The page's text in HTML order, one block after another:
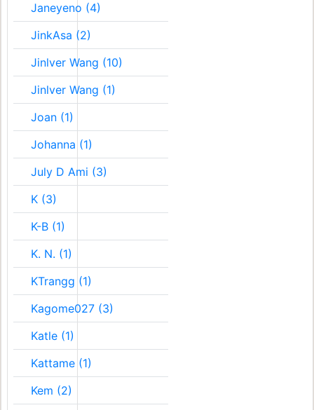
Janeyeno (4)
JinkAsa (2)
Jinlver Wang (10)
Jinlver Wang (1)
Joan (1)
Johanna (1)
July D Ami (3)
K (3)
K-B (1)
K. N. (1)
KTrangg (1)
Kagome027 (3)
Katle (1)
Kattame (1)
Kem (2)